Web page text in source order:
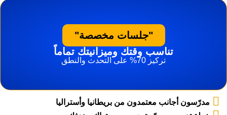
"جلسات مخصصة"
تناسب وقتك وميزانيتك تماماً
تركيز 70% على التحدث والنطق
مدرّسون أجانب معتمدون من بريطانيا وأستراليا